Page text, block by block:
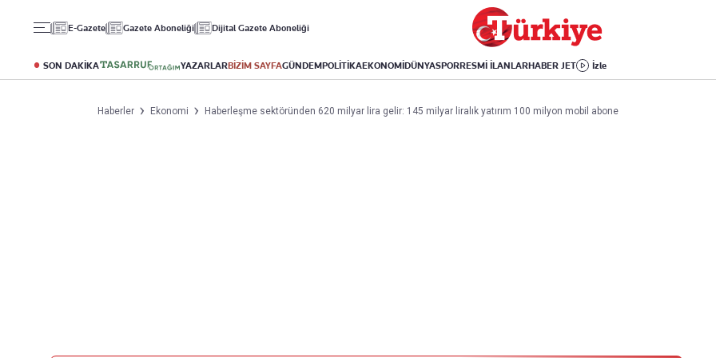
E-Gazete Gazete Aboneliği Dijital Gazete Aboneliği
SON DAKİKA YAZARLARBİZİM SAYFAGÜNDEMPOLİTİKAEKONOMİDÜNYASPORRESMİ İLANLARHABER JET İzle
Altın
Döviz
Kripto Para
Puan Durumu
Fikstür
Avrupa Ligi
Avrupa
Amerika
İsrail-Gazze
Yaşam
Sağlık
Yemek
Aktüel
Kitap
Haberler Ekonomi Haberleşme sektöründen 620 milyar lira gelir: 145 milyar liralık yatırım 100 milyon mobil abone